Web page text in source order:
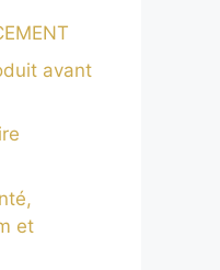
avant
et